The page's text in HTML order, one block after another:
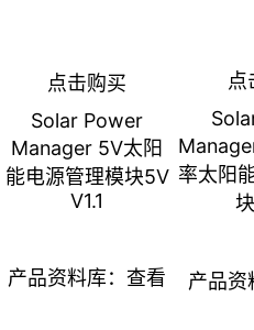
点击购买
Solar Power
Manager 5V太阳
能电源管理模块5V
V1.1
产品资料库：查看
点
率太阳
产品资